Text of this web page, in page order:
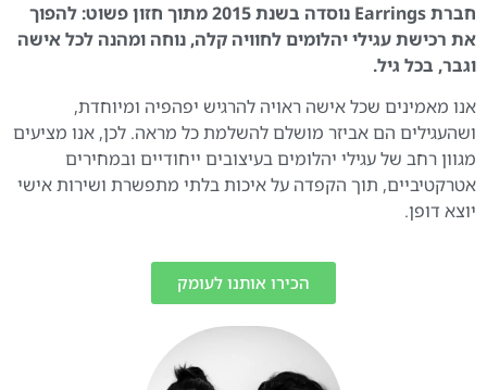
חברת Earrings נוסדה בשנת 2015 מתוך חזון פשוט: להפוך
את רכישת עגילי יהלומים לחוויה קלה, נוחה ומהנה לכל אישה
וגבר, בכל גיל.
אנו מאמינים שכל אישה ראויה להרגיש יפהפיה ומיוחדת,
ושהעגילים הם אביזר מושלם להשלמת כל מראה. לכן, אנו מציעים
מגוון רחב של עגילי יהלומים בעיצובים ייחודיים ובמחירים
אטרקטיביים, תוך הקפדה על איכות בלתי מתפשרת ושירות אישי
יוצא דופן.
הכירו אותנו לעומק